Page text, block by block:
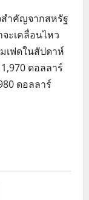
สำคัญจากสหรัฐ
ะเคลื่อนไหว
เฟดในสัปดาห์
ดอลลาร์
ดอลลาร์